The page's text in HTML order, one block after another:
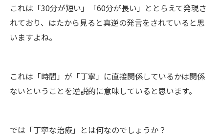
これは「30分が短い」「60分が長い」ととらえて発現さ
れており、はたから見ると真逆の発言をされていると思
いますよね。
これは「時間」が「丁寧」に直接関係しているかは関係
ないということを逆説的に意味していると思います。
では「丁寧な治療」とは何なのでしょうか？